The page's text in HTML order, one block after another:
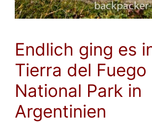
Endlich ging es
Tierra del Fuego
National Park in
Argentinien